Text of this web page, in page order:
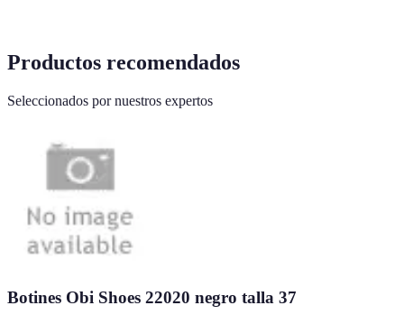
Productos recomendados
Seleccionados por nuestros expertos
Botines Obi Shoes 22020 negro talla 37